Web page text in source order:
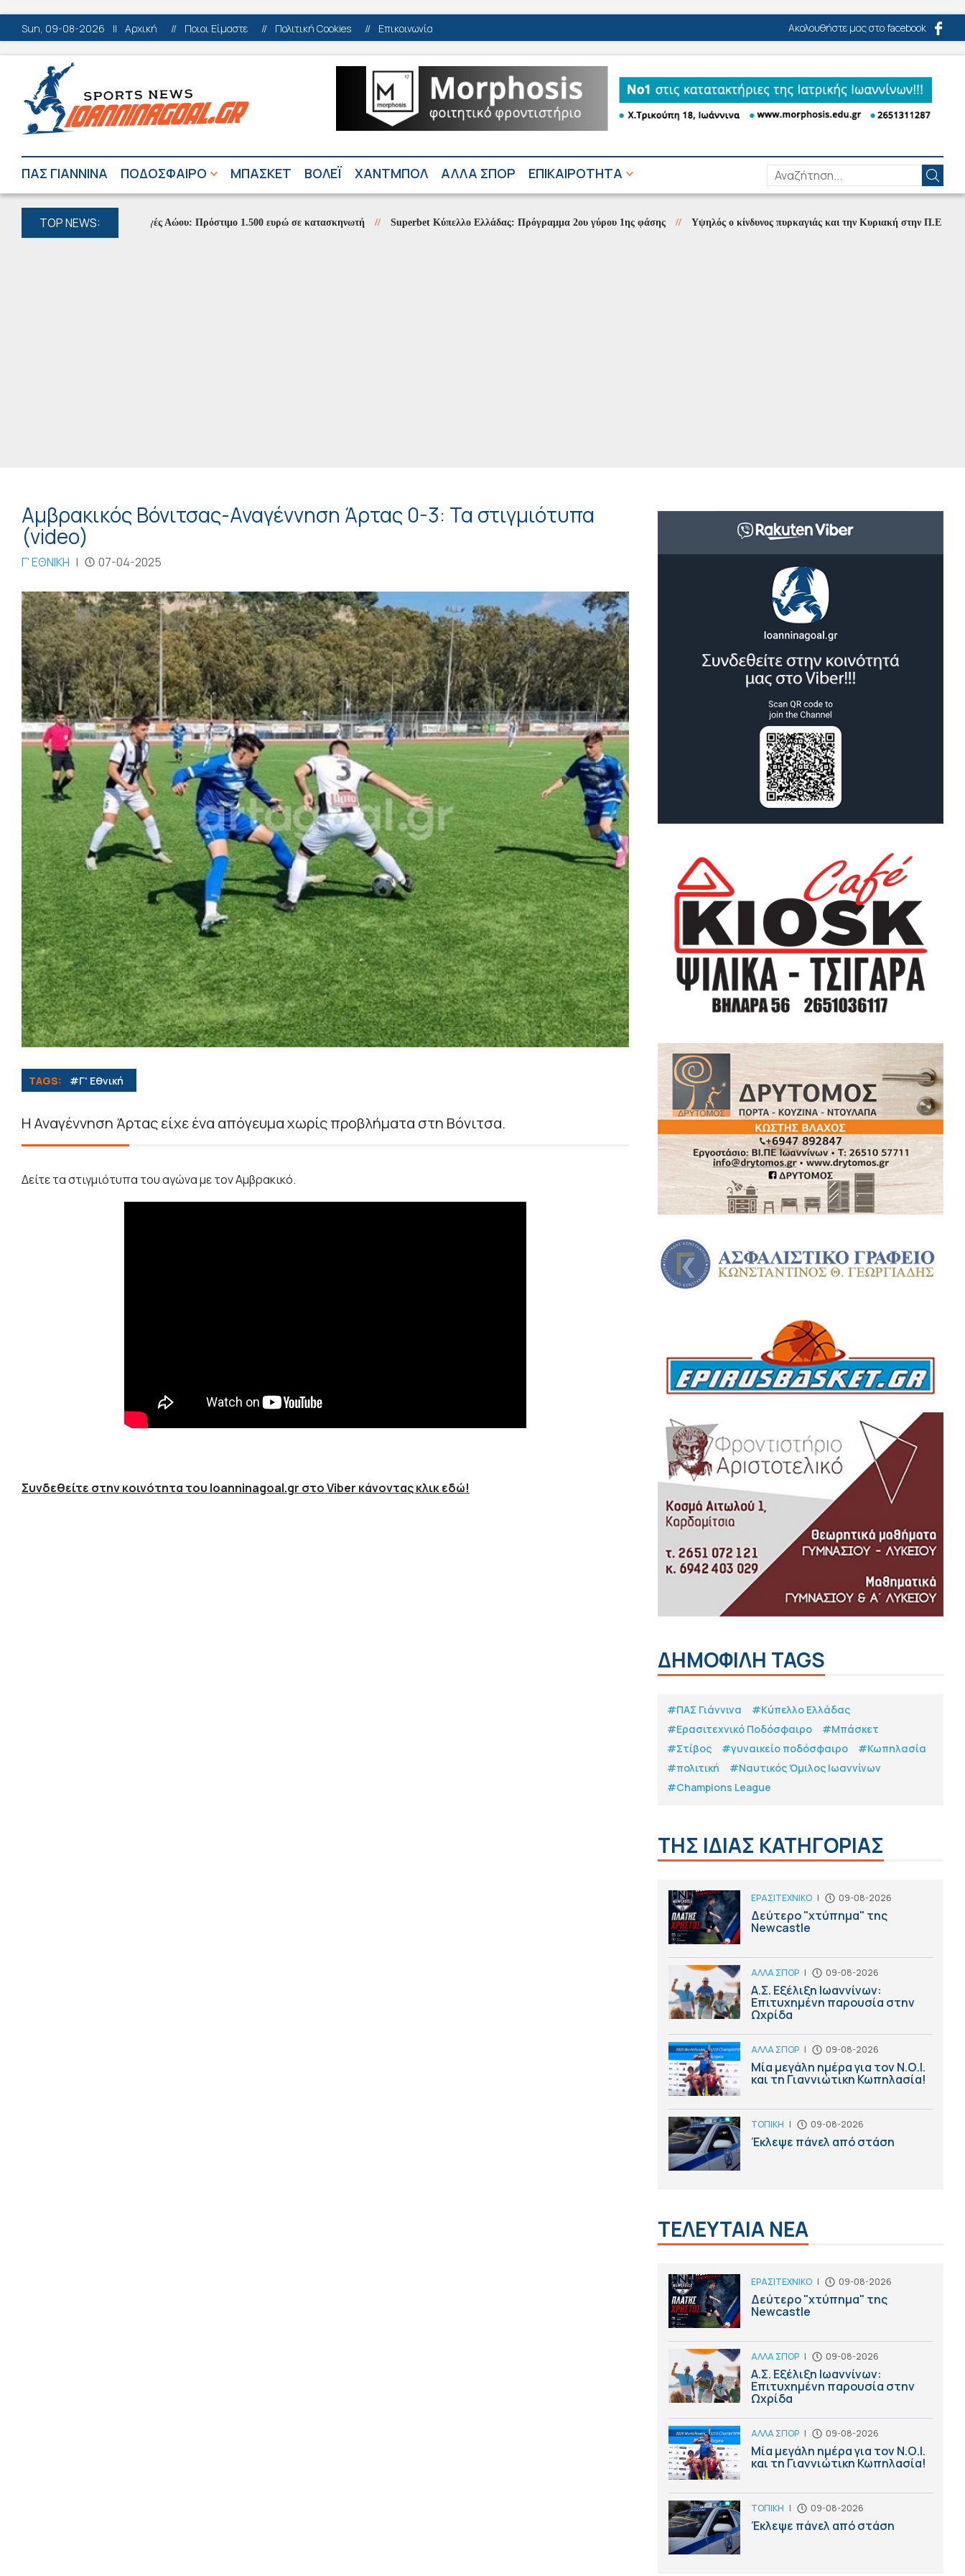
Sun, 09-08-2026 || Αρχική // Ποιοι Είμαστε // Πολιτική Cookies // Επικοινωνία Ακολουθήστε μας στο facebook
ΠΑΣ ΓΙΑΝΝΙΝΑ ΠΟΔΟΣΦΑΙΡΟ ΜΠΑΣΚΕΤ ΒΟΛΕΪ ΧΑΝΤΜΠΟΛ ΑΛΛΑ ΣΠΟΡ ΕΠΙΚΑΙΡΟΤΗΤΑ
TOP NEWS: Πηγές Αώου: Πρόστιμο 1.500 ευρώ σε κατασκηνωτή // Superbet Κύπελλο Ελλάδας: Πρόγραμμα 2ου γύρου 1ης φάσης // Υψηλός ο κίνδυνος πυρκαγιάς και την Κυριακή στην Π.Ε Πρέβεζας
Αμβρακικός Βόνιτσας-Αναγέννηση Άρτας 0-3: Τα στιγμιότυπα
(video)
Γ' ΕΘΝΙΚΗ | 07-04-2025
TAGS: #Γ' Εθνική
Η Αναγέννηση Άρτας είχε ένα απόγευμα χωρίς προβλήματα στη Βόνιτσα.
Δείτε τα στιγμιότυπα του αγώνα με τον Αμβρακικό.
Συνδεθείτε στην κοινότητα του Ioanninagoal.gr στο Viber κάνοντας κλικ εδώ!
ΔΗΜΟΦΙΛΗ TAGS
#ΠΑΣ Γιάννινα
#Κύπελλο Ελλάδας
#Eρασιτεχνικό Ποδόσφαιρο
#Μπάσκετ
#Στίβος
#γυναικείο ποδόσφαιρο
#Κωπηλασία
#πολιτική
#Ναυτικός Όμιλος Ιωαννίνων
#Champions League
ΤΗΣ ΙΔΙΑΣ ΚΑΤΗΓΟΡΙΑΣ
ΕΡΑΣΙΤΕΧΝΙΚΟ | 09-08-2026
Δεύτερο "χτύπημα" της
Newcastle
ΑΛΛΑ ΣΠΟΡ | 09-08-2026
Α.Σ. Εξέλιξη Ιωαννίνων:
Επιτυχημένη παρουσία στην
Ωχρίδα
ΑΛΛΑ ΣΠΟΡ | 09-08-2026
Μία μεγάλη ημέρα για τον Ν.Ο.Ι.
και τη Γιαννιώτικη Κωπηλασία!
ΤΟΠΙΚΗ | 09-08-2026
Έκλεψε πάνελ από στάση
ΤΕΛΕΥΤΑΙΑ ΝΕΑ
ΕΡΑΣΙΤΕΧΝΙΚΟ | 09-08-2026
Δεύτερο "χτύπημα" της
Newcastle
ΑΛΛΑ ΣΠΟΡ | 09-08-2026
Α.Σ. Εξέλιξη Ιωαννίνων:
Επιτυχημένη παρουσία στην
Ωχρίδα
ΑΛΛΑ ΣΠΟΡ | 09-08-2026
Μία μεγάλη ημέρα για τον Ν.Ο.Ι.
και τη Γιαννιώτικη Κωπηλασία!
ΤΟΠΙΚΗ | 09-08-2026
Έκλεψε πάνελ από στάση